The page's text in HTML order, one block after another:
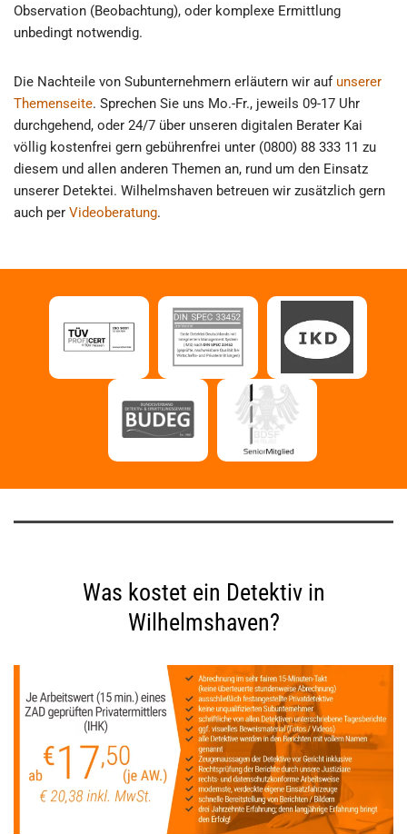
Observation (Beobachtung), oder komplexe Ermittlung
unbedingt notwendig.
Die Nachteile von Subunternehmern erläutern wir auf unserer
Themenseite. Sprechen Sie uns Mo.-Fr., jeweils 09-17 Uhr
durchgehend, oder 24/7 über unseren digitalen Berater Kai
völlig kostenfrei gern gebührenfrei unter (0800) 88 333 11 zu
diesem und allen anderen Themen an, rund um den Einsatz
unserer Detektei. Wilhelmshaven betreuen wir zusätzlich gern
auch per Videoberatung.
Was kostet ein Detektiv in
Wilhelmshaven?